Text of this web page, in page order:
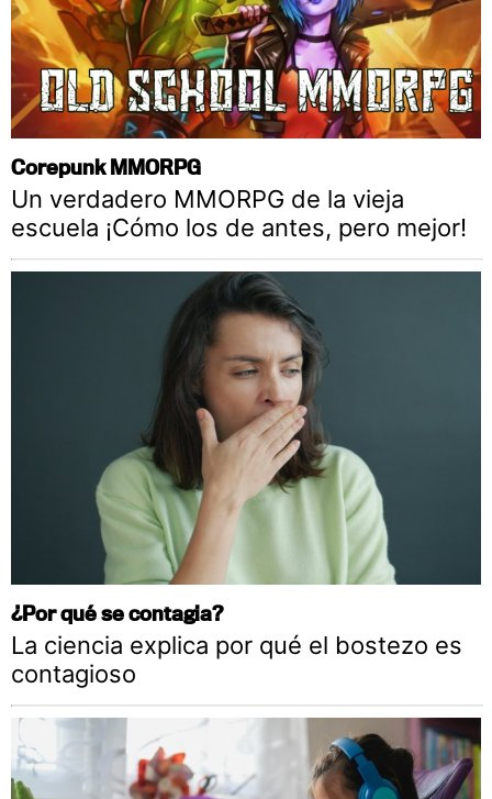
Corepunk MMORPG
Un verdadero MMORPG de la vieja
escuela ¡Cómo los de antes, pero mejor!
¿Por qué se contagia?
La ciencia explica por qué el bostezo es
contagioso